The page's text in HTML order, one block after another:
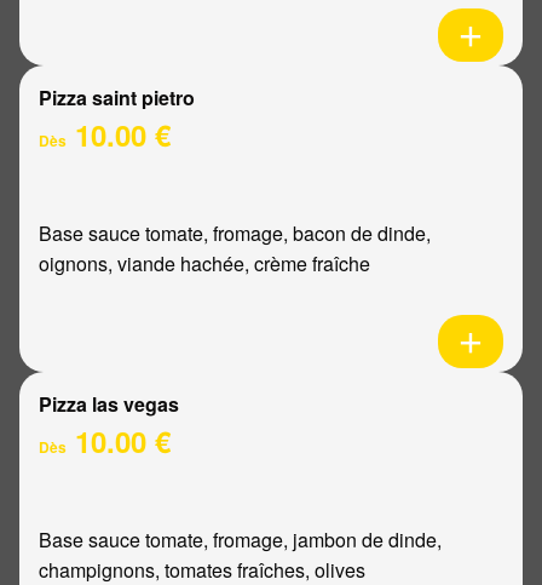
Pizza saint pietro
Dès 10.00 €
Base sauce tomate, fromage, bacon de dinde,
oignons, viande hachée, crème fraîche
Pizza las vegas
Dès 10.00 €
Base sauce tomate, fromage, jambon de dinde,
champignons, tomates fraîches, olives